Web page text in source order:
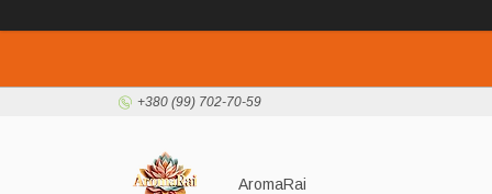
+380 (99) 702-70-59
AromaRai